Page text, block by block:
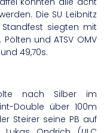
Die SU Leibnitz
siegten mit
und ATSV OMV
49,70s.
nach Silber im
Double über 100m
Steirer seine PB auf